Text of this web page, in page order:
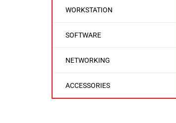
WORKSTATION
SOFTWARE
NETWORKING
ACCESSORIES